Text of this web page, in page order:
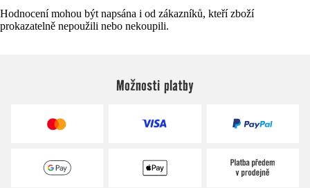
Hodnocení mohou být napsána i od zákazníků, kteří zboží
prokazatelně nepoužili nebo nekoupili.
Možnosti platby